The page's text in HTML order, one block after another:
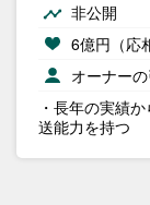
非公開
6億円（応
オーナー
・長年の実績
送能力を持つ